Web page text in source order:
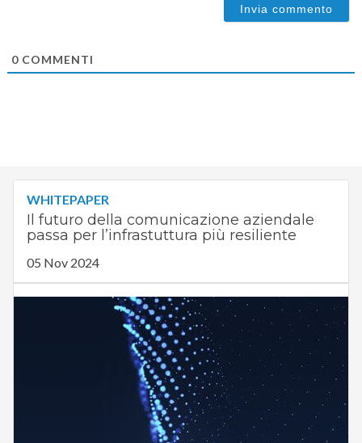
0COMMENTI
WHITEPAPER
Il futuro della comunicazione aziendale
passa per l’infrastuttura più resiliente
05 Nov 2024